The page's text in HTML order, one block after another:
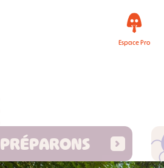
Espace Pro
PRÉPARONS